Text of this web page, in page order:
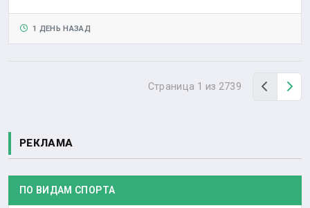
1 ДЕНЬ НАЗАД
Страница 1 из 2739 Назад
РЕКЛАМА
ПО ВИДАМ СПОРТА